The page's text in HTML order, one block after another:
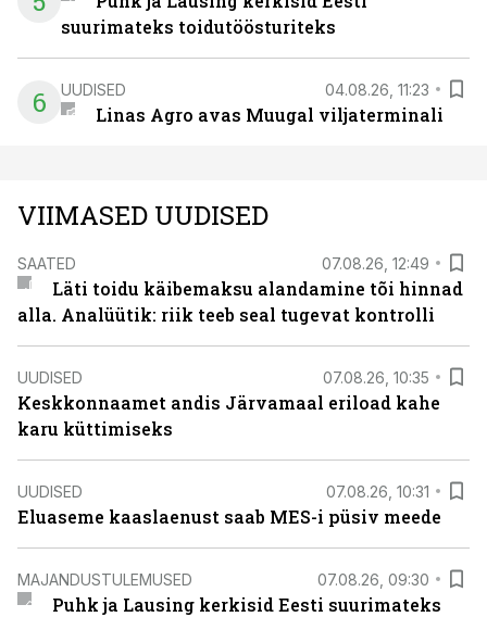
suurimateks toidutöösturiteks
6 UUDISED 04.08.26, 11:23
Linas Agro avas Muugal viljaterminali
VIIMASED UUDISED
SAATED 07.08.26, 12:49
Läti toidu käibemaksu alandamine tõi hinnad
alla. Analüütik: riik teeb seal tugevat kontrolli
UUDISED 07.08.26, 10:35
Keskkonnaamet andis Järvamaal eriload kahe
karu küttimiseks
UUDISED 07.08.26, 10:31
Eluaseme kaaslaenust saab MES-i püsiv meede
MAJANDUSTULEMUSED 07.08.26, 09:30
Puhk ja Lausing kerkisid Eesti suurimateks